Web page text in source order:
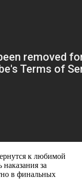
к любимой
за
в финальных